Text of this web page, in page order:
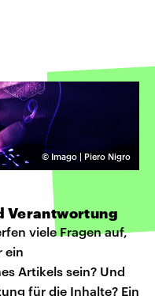
©Imago | Piero Nigro
Verantwortung
viele Fragen auf,
ein
Artikels sein? Und
für die Inhalte? Ein